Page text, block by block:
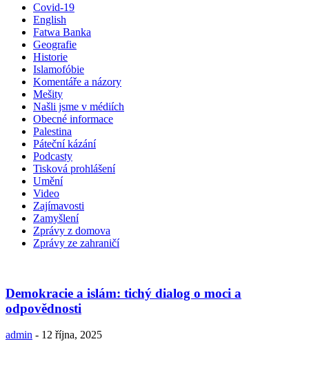
Covid-19
English
Fatwa Banka
Geografie
Historie
Islamofóbie
Komentáře a názory
Mešity
Našli jsme v médiích
Obecné informace
Palestina
Páteční kázání
Podcasty
Tisková prohlášení
Umění
Video
Zajímavosti
Zamyšlení
Zprávy z domova
Zprávy ze zahraničí
Demokracie a islám: tichý dialog o moci a
odpovědnosti
admin - 12 října, 2025